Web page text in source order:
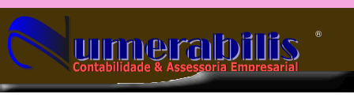
Pular para o conteúdo principal
®️